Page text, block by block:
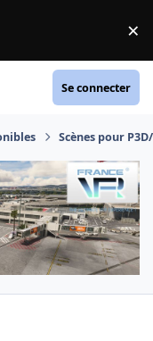
×
Se connecter
Scènes pour